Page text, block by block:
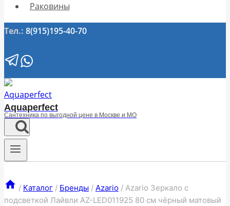
Раковины
Тел.: 8(915)195-40-70
Aquaperfect
Сантехника по выгодной цене в Москве и МО
/ Каталог / Бренды / Azario / Azario Зеркало с
подсветкой Лайвли АZ-LED011925 80 см чёрный матовый